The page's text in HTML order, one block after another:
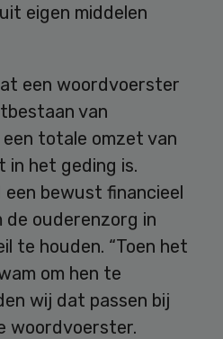
eigen middelen
een woordvoerster
van
totale omzet van
in het geding is.
een bewust financieel
de ouderenzorg in
te houden. “Toen het
om hen te
wij dat passen bij
woordvoerster.